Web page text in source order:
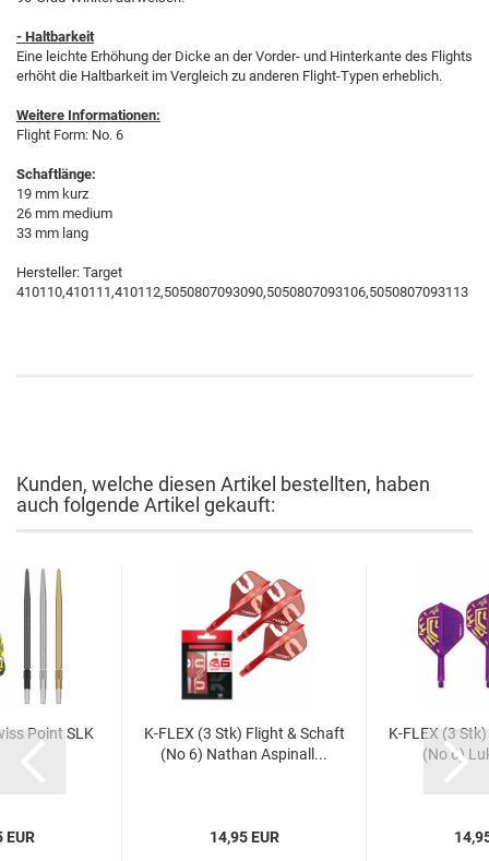
- Haltbarkeit
Eine leichte Erhöhung der Dicke an der Vorder- und Hinterkante des Flights
erhöht die Haltbarkeit im Vergleich zu anderen Flight-Typen erheblich.
Weitere Informationen:
Flight Form: No. 6
Schaftlänge:
19 mm kurz
26 mm medium
33 mm lang
Hersteller: Target
410110,410111,410112,5050807093090,5050807093106,5050807093113
Kunden, welche diesen Artikel bestellten, haben
auch folgende Artikel gekauft:
Point SLK
EUR
K-​FLEX (3 Stk) Flight & Schaft
(No 6) Na­than Aspi­nall...
14,95 EUR
K-​FLEX (3
(No 6)